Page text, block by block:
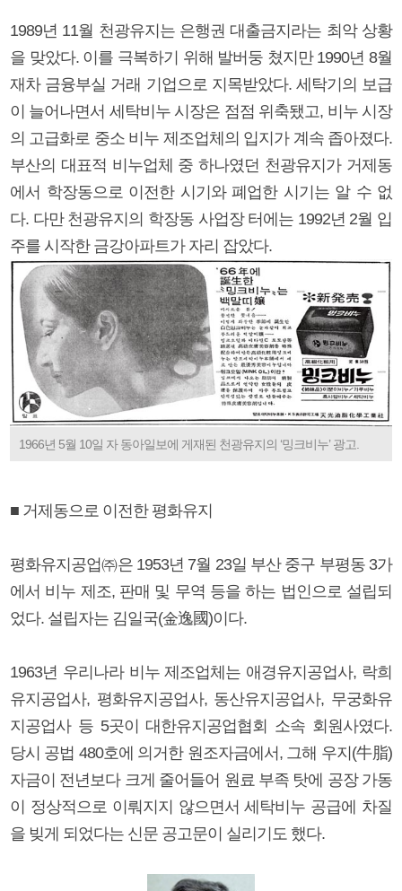
1989년 11월 천광유지는 은행권 대출금지라는 최악 상황
을 맞았다. 이를 극복하기 위해 발버둥 쳤지만 1990년 8월
재차 금융부실 거래 기업으로 지목받았다. 세탁기의 보급
이 늘어나면서 세탁비누 시장은 점점 위축됐고, 비누 시장
의 고급화로 중소 비누 제조업체의 입지가 계속 좁아졌다.
부산의 대표적 비누업체 중 하나였던 천광유지가 거제동
에서 학장동으로 이전한 시기와 폐업한 시기는 알 수 없
다. 다만 천광유지의 학장동 사업장 터에는 1992년 2월 입
주를 시작한 금강아파트가 자리 잡았다.
1966년 5월 10일 자 동아일보에 게재된 천광유지의 ‘밍크비누’ 광고.
■ 거제동으로 이전한 평화유지
평화유지공업㈜은 1953년 7월 23일 부산 중구 부평동 3가
에서 비누 제조, 판매 및 무역 등을 하는 법인으로 설립되
었다. 설립자는 김일국(金逸國)이다.
1963년 우리나라 비누 제조업체는 애경유지공업사, 락희
유지공업사, 평화유지공업사, 동산유지공업사, 무궁화유
지공업사 등 5곳이 대한유지공업협회 소속 회원사였다.
당시 공법 480호에 의거한 원조자금에서, 그해 우지(牛脂)
자금이 전년보다 크게 줄어들어 원료 부족 탓에 공장 가동
이 정상적으로 이뤄지지 않으면서 세탁비누 공급에 차질
을 빚게 되었다는 신문 공고문이 실리기도 했다.